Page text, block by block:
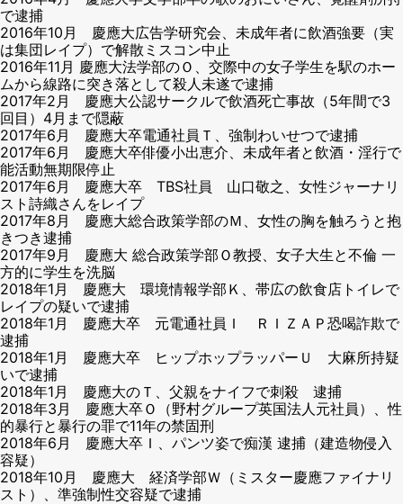
で逮捕
2016年10月 慶應大広告学研究会、未成年者に飲酒強要（実
は集団レイプ）で解散ミスコン中止
2016年11月 慶應大法学部のＯ、交際中の女子学生を駅のホー
ムから線路に突き落として殺人未遂で逮捕
2017年2月 慶應大公認サークルで飲酒死亡事故（5年間で3
回目）4月まで隠蔽
2017年6月 慶應大卒電通社員Ｔ、強制わいせつで逮捕
2017年6月 慶應大卒俳優小出恵介、未成年者と飲酒・淫行で
能活動無期限停止
2017年6月 慶應大卒 TBS社員 山口敬之、女性ジャーナリ
スト詩織さんをレイプ
2017年8月 慶應大総合政策学部のＭ、女性の胸を触ろうと抱
きつき逮捕
2017年9月 慶應大 総合政策学部Ｏ教授、女子大生と不倫 一
方的に学生を洗脳
2018年1月 慶應大 環境情報学部Ｋ、帯広の飲食店トイレで
レイプの疑いで逮捕
2018年1月 慶應大卒 元電通社員Ｉ ＲＩＺＡＰ恐喝詐欺で
逮捕
2018年1月 慶應大卒 ヒップホップラッパーＵ 大麻所持疑
いで逮捕
2018年1月 慶應大のＴ、父親をナイフで刺殺 逮捕
2018年3月 慶應大卒Ｏ（野村グループ英国法人元社員）、性
的暴行と暴行の罪で11年の禁固刑
2018年6月 慶應大卒Ｉ、パンツ姿で痴漢 逮捕（建造物侵入
容疑）
2018年10月 慶應大 経済学部Ｗ（ミスター慶應ファイナリ
スト）、準強制性交容疑で逮捕